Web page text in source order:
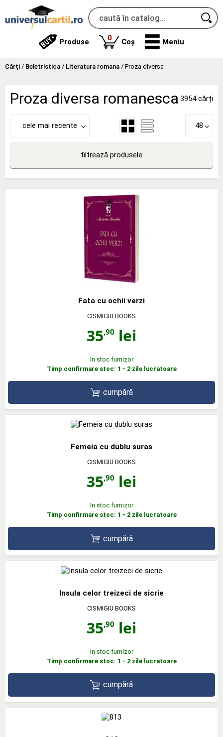
Produse 0produse
Coș Meniu
Cărţi / Beletristica / Literatura romana / Proza diversa
Proza diversa romanesca 3954 cărți
cele mai recente 48
filtrează produsele
Fata cu ochii verzi
CISMIGIU BOOKS
35,90 lei
In stoc furnizor
Timp confirmare stoc: 1 - 2 zile lucratoare
cumpără
Femeia cu dublu suras
CISMIGIU BOOKS
35,90 lei
In stoc furnizor
Timp confirmare stoc: 1 - 2 zile lucratoare
cumpără
Insula celor treizeci de sicrie
CISMIGIU BOOKS
35,90 lei
In stoc furnizor
Timp confirmare stoc: 1 - 2 zile lucratoare
cumpără